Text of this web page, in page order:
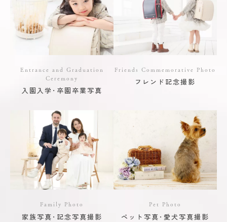
Entrance and Graduation
Ceremony
入園入学･卒園卒業写真
Friends Commemorative Photo
フレンド記念撮影
Family Photo
家族写真･記念写真撮影
Pet Photo
ペット写真･愛犬写真撮影